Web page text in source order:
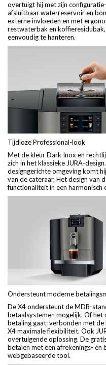
overtuigt hij met zijn
afsluitbaar waterreservoir en
externe invloeden en met
restwaterbak en
eenvoudig te hanteren.
Tijdloze Professional-look
Met de kleur Dark Inox en
zich in het klassieke JURA-
designgerichte omgeving komt
van de cateraar. Het design van
functionaliteit in een harmonisch
Ondersteunt moderne
De X4 ondersteunt de MDB-
betaalsystemen mogelijk. Of het
betaling gaat: verbonden met
X4 maximale flexibiliteit. Ook
overtuigende oplossing. De
betalen met een afrekenings- en
webgebaseerde tool.